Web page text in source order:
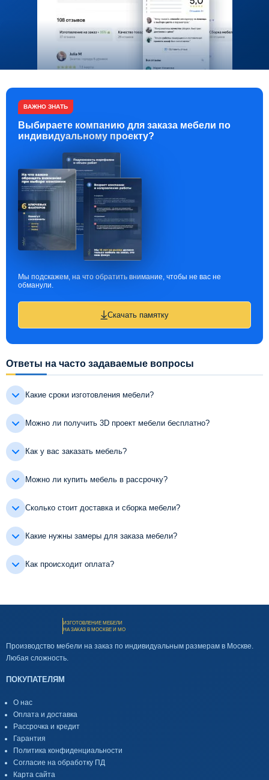
ВАЖНО ЗНАТЬ
Выбираете компанию для заказа мебели по
индивидуальному проекту?
Мы подскажем, на что обратить внимание, чтобы не вас не
обманули.
Скачать памятку
Ответы на часто задаваемые вопросы
Какие сроки изготовления мебели?
Можно ли получить 3D проект мебели бесплатно?
Как у вас заказать мебель?
Можно ли купить мебель в рассрочку?
Сколько стоит доставка и сборка мебели?
Какие нужны замеры для заказа мебели?
Как происходит оплата?
ИЗГОТОВЛЕНИЕ МЕБЕЛИ
НА ЗАКАЗ В МОСКВЕ И МО
Производство мебели на заказ по индивидуальным размерам в Москве.
Любая сложность.
ПОКУПАТЕЛЯМ
О нас
Оплата и доставка
Рассрочка и кредит
Гарантия
Политика конфиденциальности
Согласие на обработку ПД
Карта сайта